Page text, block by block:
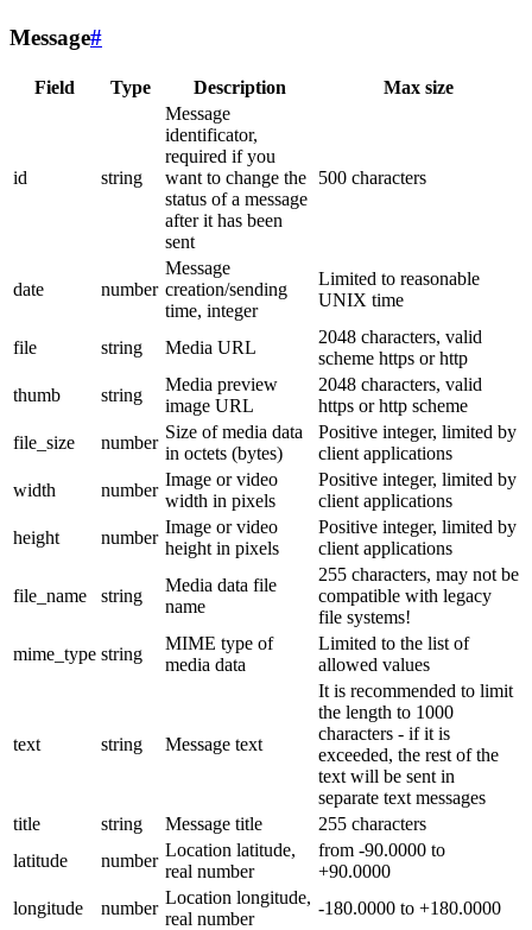
Message#
Field Type Description Max size
id string
Message
identificator,
required if you
want to change the
status of a message
after it has been
sent
500 characters
date number
Message
creation/sending
time, integer
Limited to reasonable
UNIX time
file string Media URL
2048 characters, valid
scheme https or http
thumb
string
Media preview
image URL
2048 characters, valid
https or http scheme
file_size
number
Size of media data
in octets (bytes)
Positive integer, limited by
client applications
width
number
Image or video
width in pixels
Positive integer, limited by
client applications
height
number
Image or video
height in pixels
Positive integer, limited by
client applications
file_name string
Media data file
name
255 characters, may not be
compatible with legacy
file systems!
mime_type string
MIME type of
media data
Limited to the list of
allowed values
text string Message text
It is recommended to limit
the length to 1000
characters - if it is
exceeded, the rest of the
text will be sent in
separate text messages
title
string Message title
255 characters
latitude
number
Location latitude,
real number
from -90.0000 to
+90.0000
longitude
number
Location longitude,
real number
-180.0000 to +180.0000